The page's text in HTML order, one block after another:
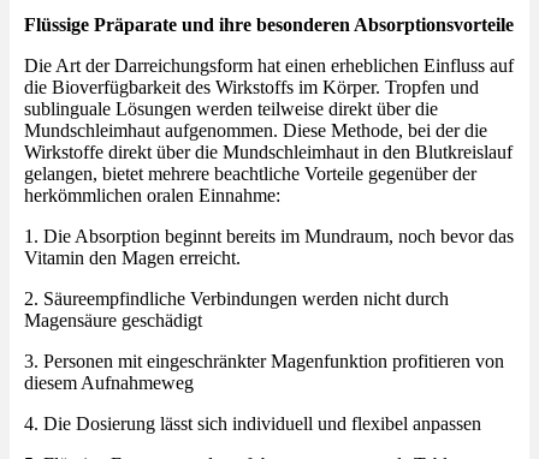
Flüssige Präparate und ihre besonderen Absorptionsvorteile
Die Art der Darreichungsform hat einen erheblichen Einfluss auf
die Bioverfügbarkeit des Wirkstoffs im Körper. Tropfen und
sublinguale Lösungen werden teilweise direkt über die
Mundschleimhaut aufgenommen. Diese Methode, bei der die
Wirkstoffe direkt über die Mundschleimhaut in den Blutkreislauf
gelangen, bietet mehrere beachtliche Vorteile gegenüber der
herkömmlichen oralen Einnahme:
1. Die Absorption beginnt bereits im Mundraum, noch bevor das
Vitamin den Magen erreicht.
2. Säureempfindliche Verbindungen werden nicht durch
Magensäure geschädigt
3. Personen mit eingeschränkter Magenfunktion profitieren von
diesem Aufnahmeweg
4. Die Dosierung lässt sich individuell und flexibel anpassen